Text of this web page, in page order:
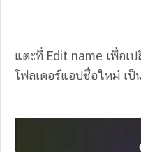
แตะที่ Edit name เพื่อเ
โฟลเดอร์แอปชื่อใหม่ เป็